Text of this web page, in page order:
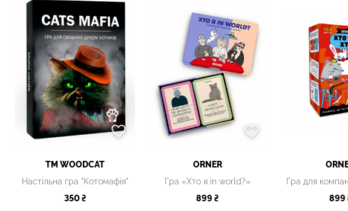
ТМ WOODCAT
Настільна гра "Котомафія"
350 ₴
ORNER
Гра «Хто я in world?»
899 ₴
899